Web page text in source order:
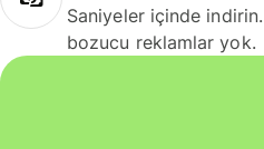
Saniyeler içinde
bozucu reklamlar yok.